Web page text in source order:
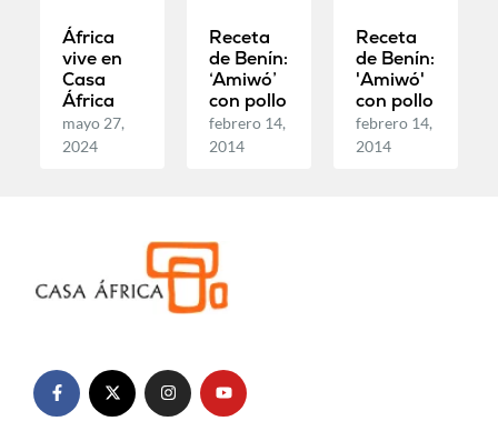
África
vive en
Casa
África
mayo 27,
2024
Receta
de Benín:
‘Amiwó’
con pollo
febrero 14,
2014
Receta
de Benín:
'Amiwó'
con pollo
febrero 14,
2014